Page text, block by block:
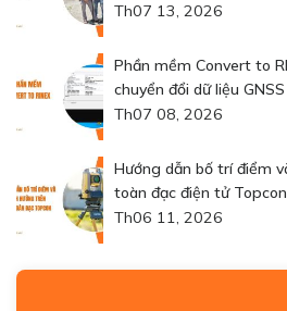
Th07 13, 2026
Phần mềm Convert to
chuyển đổi dữ liệu
Th07 08, 2026
Hướng dẫn bố trí điểm
toàn đạc điện tử Topcon
Th06 11, 2026